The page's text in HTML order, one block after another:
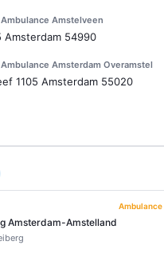
Ambulance Amstelveen
Amsterdam 54990
Ambulance Amsterdam Overamstel
1105 Amsterdam 55020
Ambulance
Amsterdam-Amstelland